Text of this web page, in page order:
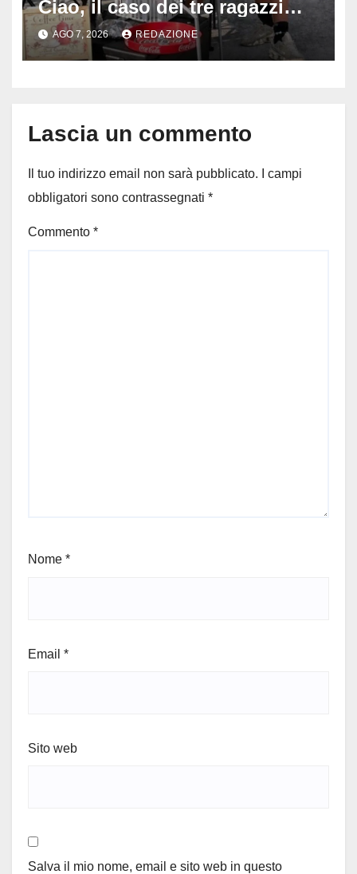
Ciao, il caso dei tre ragazzi
divide l’Italia: Fedriga li invita
in Regione, Vannacci li
difende
AGO 7, 2026 REDAZIONE
Lascia un commento
Il tuo indirizzo email non sarà pubblicato.
I campi
obbligatori sono contrassegnati *
Commento *
Nome *
Email *
Sito web
Salva il mio nome, email e sito web in questo